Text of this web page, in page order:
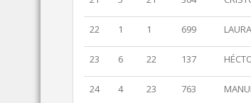
22 1 1 699
23 6 22 137
24 4 23 763